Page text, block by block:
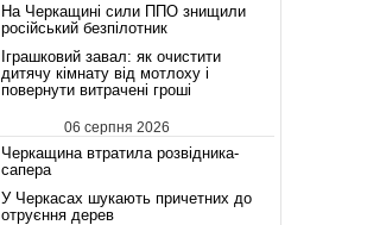
На Черкащині сили ППО знищили
російський безпілотник
Іграшковий завал: як очистити
дитячу кімнату від мотлоху і
повернути витрачені гроші
06 серпня 2026
Черкащина втратила розвідника-
сапера
У Черкасах шукають причетних до
отруєння дерев